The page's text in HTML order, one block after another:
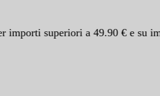
importi superiori a 49.90 € e su